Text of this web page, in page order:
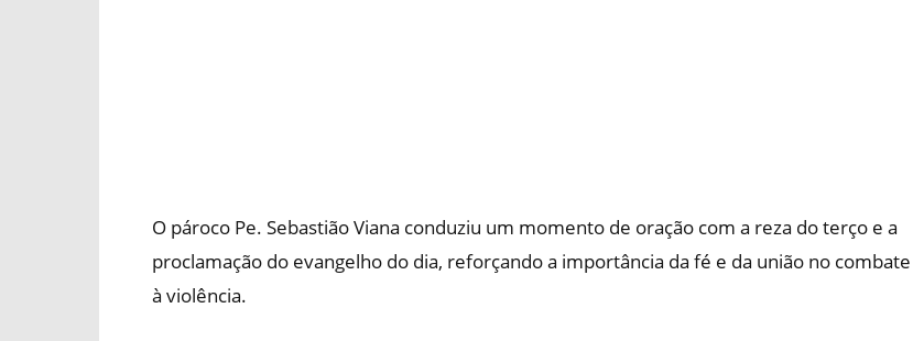
O pároco Pe. Sebastião Viana conduziu um momento de oração com a reza do terço e a
proclamação do evangelho do dia, reforçando a importância da fé e da união no combate
à violência.